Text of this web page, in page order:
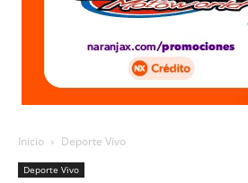
Inicio Deporte Vivo
Deporte Vivo